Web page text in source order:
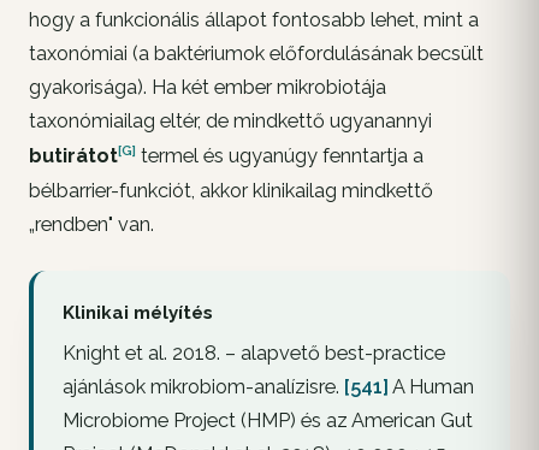
hogy a funkcionális állapot fontosabb lehet, mint a
taxonómiai (a baktériumok előfordulásának becsült
gyakorisága). Ha két ember mikrobiotája
taxonómiailag eltér, de mindkettő ugyanannyi
butirátot[G] termel és ugyanúgy fenntartja a
bélbarrier-funkciót, akkor klinikailag mindkettő
„rendben" van.
Klinikai mélyítés
Knight et al. 2018. – alapvető best-practice
ajánlások mikrobiom-analízisre. [541] A Human
Microbiome Project (HMP) és az American Gut